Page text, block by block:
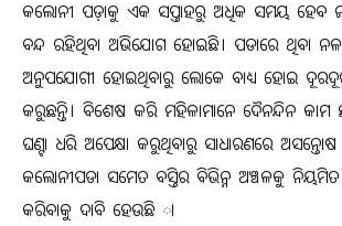
କଲୋନୀ ପଡ଼ାକୁ ଏକ ସପ୍ତାହରୁ ଅଧିକ ସମୟ ହେବ
ବନ୍ଦ ରହିଥିବା ଅଭିଯୋଗ ହୋଇଛି। ପଡାରେ ଥିବା
ଅନୁପଯୋଗୀ ହୋଇଥିବାରୁ ଲୋକେ ବାଧ୍ୟ ହୋଇ
କରୁଛନ୍ତି। ବିଶେଷ କରି ମହିଳାମାନେ ଦୈନନ୍ଦିନ କାମ
ଘଣ୍ଟା ଧରି ଅପେକ୍ଷା କରୁଥିବାରୁ ସାଧାରଣରେ ଅସନ୍ତୋଷ
କଲୋନୀପଡା ସମେତ ବସ୍ତିର ବିଭିନ୍ନ ଅଞ୍ଚଳକୁ
କରିବାକୁ ଦାବି ହେଉଛି ା